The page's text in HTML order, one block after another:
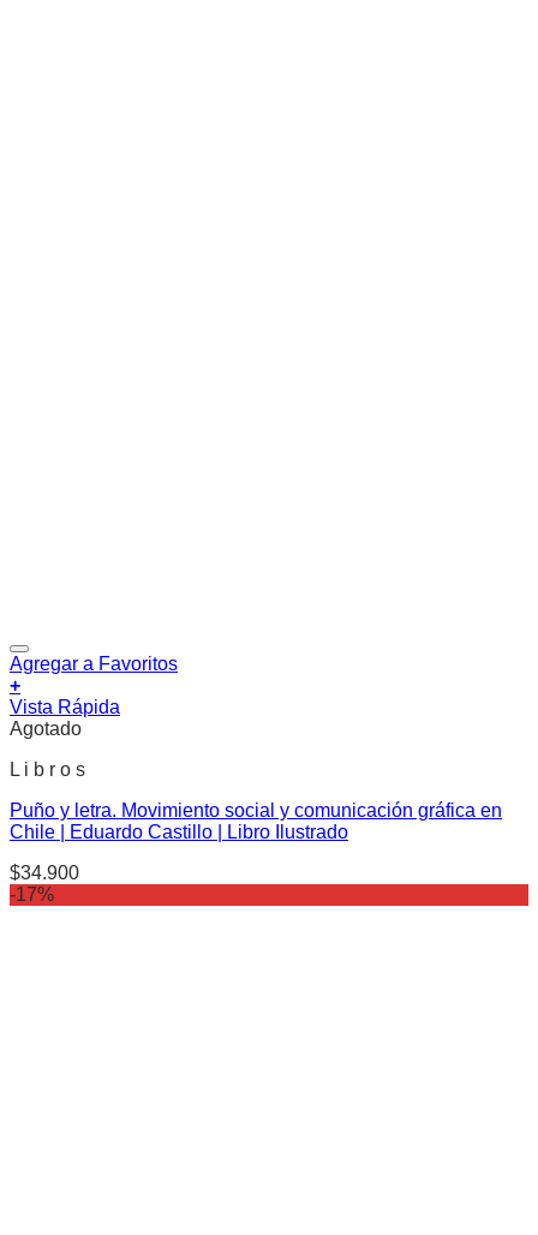
Agregar a Favoritos
+
Vista Rápida
Agotado
L i b r o s
Puño y letra. Movimiento social y comunicación gráfica en
Chile | Eduardo Castillo | Libro Ilustrado
$34.900
-17%